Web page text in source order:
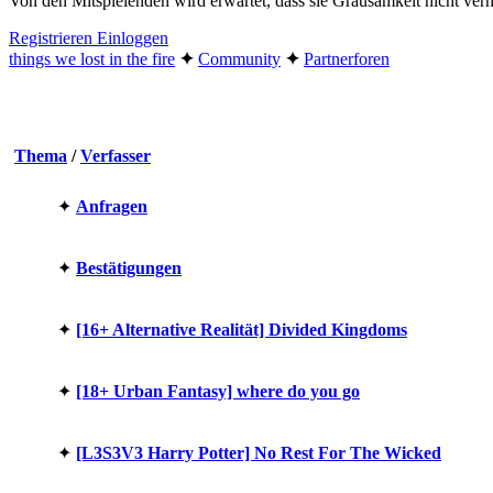
Registrieren Einloggen
things we lost in the fire ✦︎ Community ✦︎ Partnerforen
Thema /Verfasser
✦︎ Anfragen
✦︎ Bestätigungen
✦︎ [16+ Alternative Realität] Divided Kingdoms
✦︎ [18+ Urban Fantasy] where do you go
✦︎ [L3S3V3 Harry Potter] No Rest For The Wicked